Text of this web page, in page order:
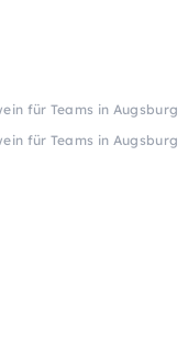
für Teams in Augsburg
für Teams in Augsburg